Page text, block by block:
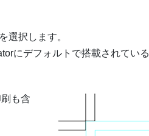
選択します。
にデフォルトで搭載されてい
も含